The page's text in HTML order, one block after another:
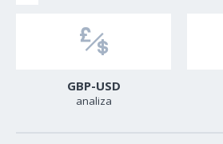
GBP-USD
analiza